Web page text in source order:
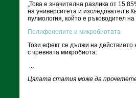
„Това е значителна разлика от
на университета и изследовател в
пулмология, който е ръководител
Полифенолите и микробиотата
Този ефект се дължи на действието
с чревната микробиота.
...
Цялата статия може да